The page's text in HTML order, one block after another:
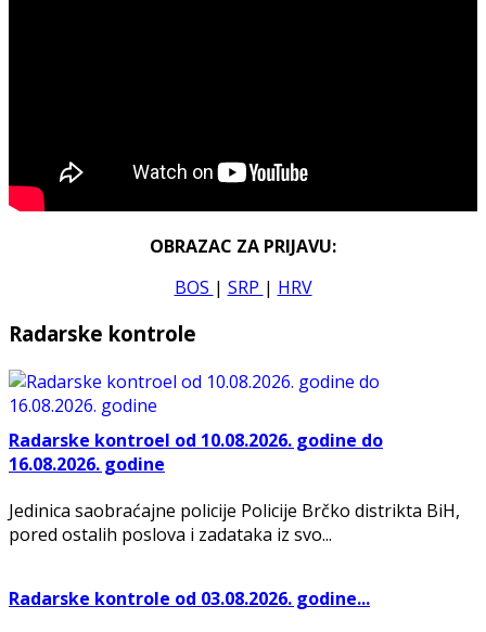
OBRAZAC ZA PRIJAVU:
BOS | SRP | HRV
Radarske kontrole
Radarske kontroel od 10.08.2026. godine do
16.08.2026. godine
Jedinica saobraćajne policije Policije Brčko distrikta BiH,
pored ostalih poslova i zadataka iz svo...
Radarske kontrole od 03.08.2026. godine...